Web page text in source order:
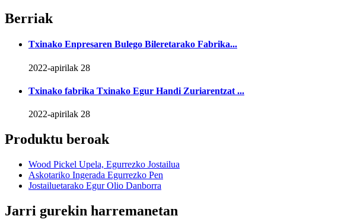
Berriak
Txinako Enpresaren Bulego Bileretarako Fabrika...
2022-apirilak 28
Txinako fabrika Txinako Egur Handi Zuriarentzat ...
2022-apirilak 28
Produktu beroak
Wood Pickel Upela, Egurrezko Jostailua
Askotariko Ingerada Egurrezko Pen
Jostailuetarako Egur Olio Danborra
Jarri gurekin harremanetan